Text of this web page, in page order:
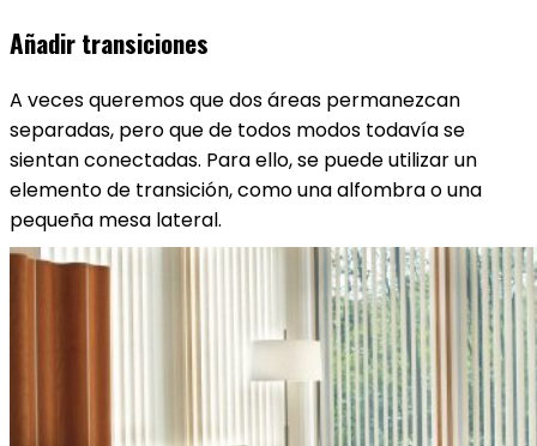
Añadir transiciones
A veces queremos que dos áreas permanezcan
separadas, pero que de todos modos todavía se
sientan conectadas. Para ello, se puede utilizar un
elemento de transición, como una alfombra o una
pequeña mesa lateral.